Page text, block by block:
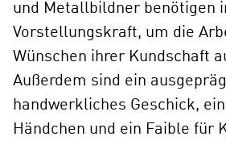
und Metallbildner benötigen
Vorstellungskraft, um die
Wünschen ihrer Kundschaft
Außerdem sind ein
handwerkliches Geschick,
Händchen und ein Faible für